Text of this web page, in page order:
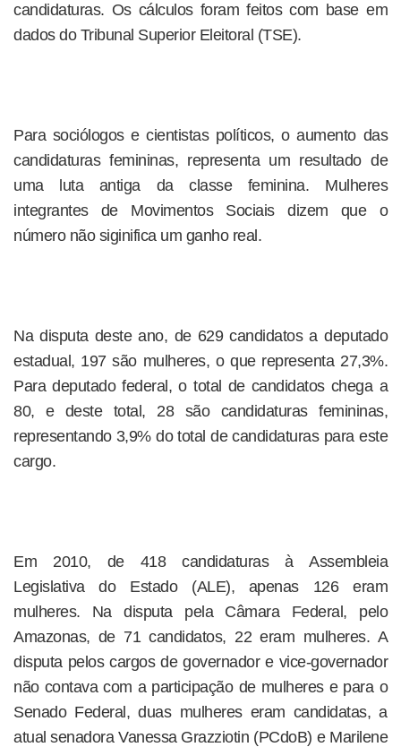
candidaturas. Os cálculos foram feitos com base em
dados do Tribunal Superior Eleitoral (TSE).
Para sociólogos e cientistas políticos, o aumento das
candidaturas femininas, representa um resultado de
uma luta antiga da classe feminina. Mulheres
integrantes de Movimentos Sociais dizem que o
número não siginifica um ganho real.
Na disputa deste ano, de 629 candidatos a deputado
estadual, 197 são mulheres, o que representa 27,3%.
Para deputado federal, o total de candidatos chega a
80, e deste total, 28 são candidaturas femininas,
representando 3,9% do total de candidaturas para este
cargo.
Em 2010, de 418 candidaturas à Assembleia
Legislativa do Estado (ALE), apenas 126 eram
mulheres. Na disputa pela Câmara Federal, pelo
Amazonas, de 71 candidatos, 22 eram mulheres. A
disputa pelos cargos de governador e vice-governador
não contava com a participação de mulheres e para o
Senado Federal, duas mulheres eram candidatas, a
atual senadora Vanessa Grazziotin (PCdoB) e Marilene